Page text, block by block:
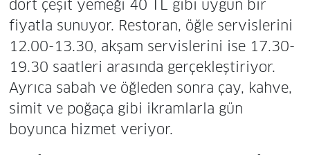
dört çeşit yemeği 40 TL gibi uygun bir
fiyatla sunuyor. Restoran, öğle servislerini
12.00-13.30, akşam servislerini ise 17.30-
19.30 saatleri arasında gerçekleştiriyor.
Ayrıca sabah ve öğleden sonra çay, kahve,
simit ve poğaça gibi ikramlarla gün
boyunca hizmet veriyor.